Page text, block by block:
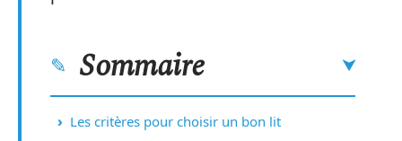
Sommaire
Les critères pour choisir un bon lit